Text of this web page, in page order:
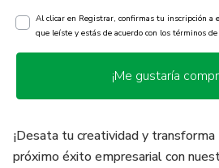
Al clicar en Registrar, confirmas tu inscripción a
que leíste y estás de acuerdo con los términos de
¡Me gustaría
¡Desata tu creatividad y
próximo éxito empresarial con